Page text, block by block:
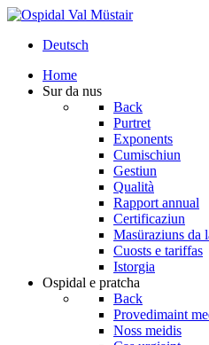
Deutsch
Home
Sur da nus
Back
Purtret
Exponents
Cumischiun
Gestiun
Qualità
Rapport annual
Certificaziun
Masüraziuns da
Cuosts e tariffas
Istorgia
Ospidal e pratcha
Back
Provedimaint
Noss meidis